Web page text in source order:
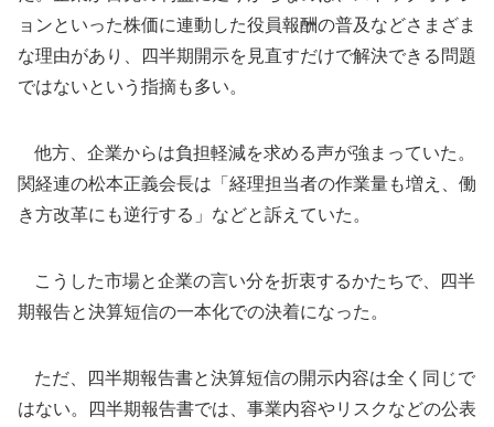
ョンといった株価に連動した役員報酬の普及などさまざま
な理由があり、四半期開示を見直すだけで解決できる問題
ではないという指摘も多い。
他方、企業からは負担軽減を求める声が強まっていた。
関経連の松本正義会長は「経理担当者の作業量も増え、働
き方改革にも逆行する」などと訴えていた。
こうした市場と企業の言い分を折衷するかたちで、四半
期報告と決算短信の一本化での決着になった。
ただ、四半期報告書と決算短信の開示内容は全く同じで
はない。四半期報告書では、事業内容やリスクなどの公表